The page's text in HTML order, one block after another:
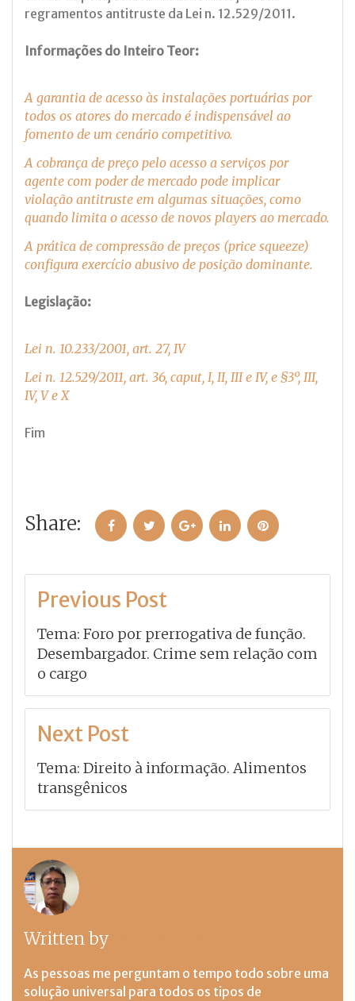
regramentos antitruste da Lei n. 12.529/2011.
Informações do Inteiro Teor:
A garantia de acesso às instalações portuárias por
todos os atores do mercado é indispensável ao
fomento de um cenário competitivo.
A cobrança de preço pelo acesso a serviços por
agente com poder de mercado pode implicar
violação antitruste em algumas situações, como
quando limita o acesso de novos players ao mercado.
A prática de compressão de preços (price squeeze)
configura exercício abusivo de posição dominante.
Legislação:
Lei n. 10.233/2001, art. 27, IV
Lei n. 12.529/2011, art. 36, caput, I, II, III e IV, e §3º, III,
IV, V e X
Fim
Share: FacebookTwitter Google+LinkedInPinterest
Navegação
Post
Previous Post
Tema: Foro por prerrogativa de função.
Desembargador. Crime sem relação com
o cargo
Next Post
Tema: Direito à informação. Alimentos
transgênicos
Written by
As pessoas me perguntam o tempo todo sobre uma
solução universal para todos os tipos de